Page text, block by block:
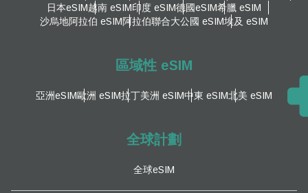
日本eSIM越南 eSIM印度 eSIM德國eSIM希臘 eSIM
沙烏地阿拉伯 eSIM阿拉伯聯合大公國 eSIM埃及 eSIM
區域性 eSIM
亞洲eSIM歐洲 eSIM拉丁美洲 eSIM中東 eSIM北美 eSIM
全球計劃
全球eSIM